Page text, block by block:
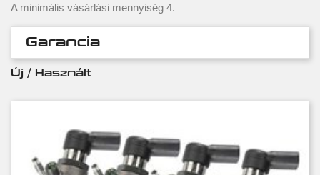
A minimális vásárlási mennyiség 4.
Garancia
Új / Használt